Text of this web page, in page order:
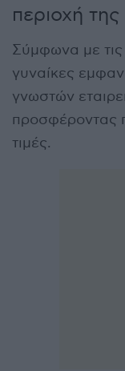
περιοχή
Σύμφωνα με
γυναίκες
γνωστών
προσφέροντας
τιμές.